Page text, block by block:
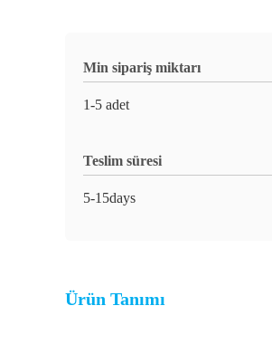
Min sipariş miktarı
1-5 adet
Teslim süresi
5-15days
Ürün Tanımı